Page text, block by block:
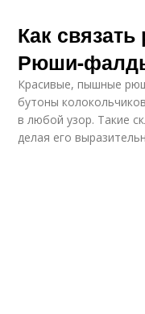
Как
Рюши-
Красивые, пышные
бутоны
в любой узор. Такие
делая его